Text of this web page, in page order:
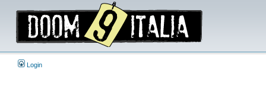
Login